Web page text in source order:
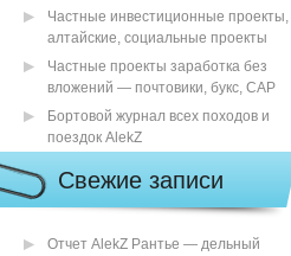
Частные инвестиционные проекты,
алтайские, социальные проекты
Частные проекты заработка без
вложений — почтовики, букс, САР
Бортовой журнал всех походов и
поездок AlekZ
Свежие записи
Отчет AlekZ Рантье — дельный